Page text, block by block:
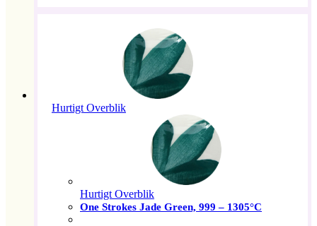
Hurtigt Overblik
Hurtigt Overblik
One Strokes Jade Green, 999 – 1305°C